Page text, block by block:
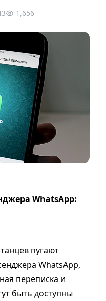
1,656
WhatsApp:
пугают
WhatsApp,
переписка и
быть доступны